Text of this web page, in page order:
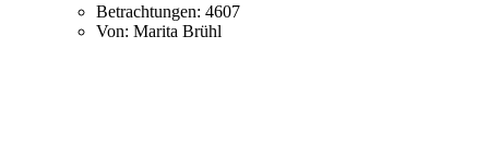
Betrachtungen: 4607
Von: Marita Brühl